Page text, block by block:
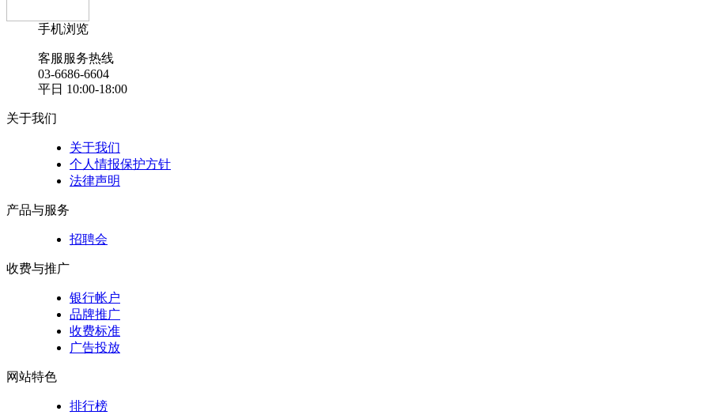
手机浏览
客服服务热线
03-6686-6604
平日 10:00-18:00
关于我们
关于我们
个人情报保护方针
法律声明
产品与服务
招聘会
收费与推广
银行帐户
品牌推广
收费标准
广告投放
网站特色
排行榜